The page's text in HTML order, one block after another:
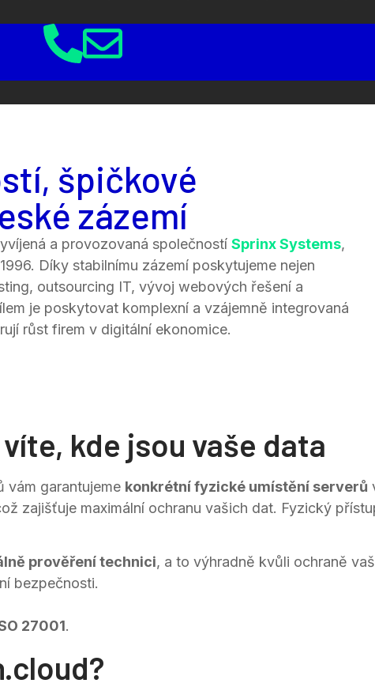
špičkové
zázemí
a provozovaná společností Sprinx Systems,
Díky stabilnímu zázemí poskytujeme nejen
outsourcing IT, vývoj webových řešení a
je poskytovat komplexní a vzájemně integrovaná
růst firem v digitální ekonomice.
kde jsou vaše data
vám garantujeme konkrétní fyzické umístění serverů
zajišťuje maximální ochranu vašich dat. Fyzický
prověření technici, a to výhradně kvůli ochraně
bezpečnosti.
27001.